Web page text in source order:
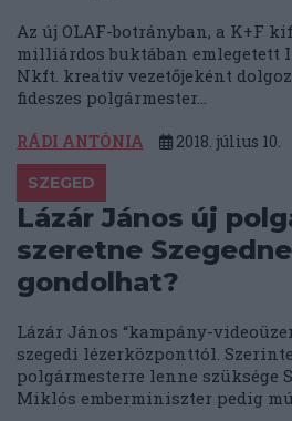
Az új OLAF-botrányban, a K+F
milliárdos buktában emlegetett
Nkft. kreatív vezetőjeként
fideszes polgármester...
RÁDI ANTÓNIA 2018. július 10.
SZEGED
Lázár János új
szeretne
gondolhat?
Lázár János “kampány-
szegedi lézerközponttól.
polgármesterre lenne szüksége
Miklós emberminiszter pedig